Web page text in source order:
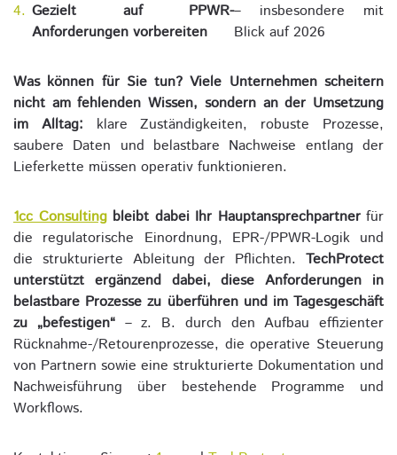
Gezielt auf PPWR-
Anforderungen vorbereiten
– insbesondere mit
Blick auf 2026
Was können für Sie tun?Viele Unternehmen scheitern
nicht am fehlenden Wissen, sondern an der Umsetzung
im Alltag: klare Zuständigkeiten, robuste Prozesse,
saubere Daten und belastbare Nachweise entlang der
Lieferkette müssen operativ funktionieren.
1cc Consultingbleibt dabei Ihr Hauptansprechpartnerfür
die regulatorische Einordnung, EPR-/PPWR-Logik und
die strukturierte Ableitung der Pflichten. TechProtect
unterstützt ergänzend dabei, diese Anforderungen in
belastbare Prozesse zu überführen und im Tagesgeschäft
zu „befestigen“– z. B. durch den Aufbau effizienter
Rücknahme-/Retourenprozesse, die operative Steuerung
von Partnern sowie eine strukturierte Dokumentation und
Nachweisführung über bestehende Programme und
Workflows.